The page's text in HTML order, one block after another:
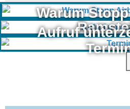
Warum
Aufruf